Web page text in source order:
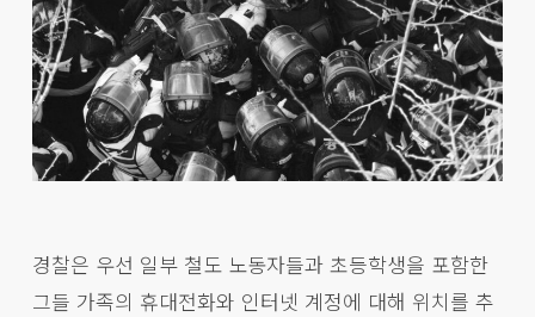
경찰은 우선 일부 철도 노동자들과 초등학생을 포함한
그들 가족의 휴대전화와 인터넷 계정에 대해 위치를 추